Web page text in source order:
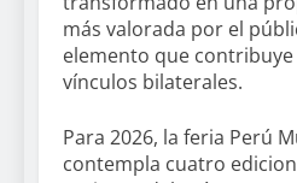
más valorada por el
elemento que
vínculos bilaterales.
Para 2026, la feria Perú
contempla cuatro